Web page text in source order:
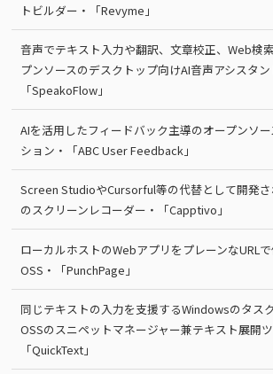
トビルダー・「Revyme」
音声でテキスト入力や翻訳、文章校正、Web検
プンソースのデスクトップ向けAI音声アシスタン
「SpeakoFlow」
AIを活用したフィードバック主導のオープンソ
ション・「ABC User Feedback」
Screen StudioやCursorful等の代替として開発さ
のスクリーンレコーダー・「Capptivo」
ローカルホストのWebアプリをプレーンなURL
OSS・「PunchPage」
同じテキストの入力を支援するWindowsのタス
OSSのスニペットマネージャー兼テキスト展開ツ
「QuickText」